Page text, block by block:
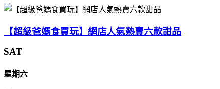
【超級爸媽食買玩】網店人氣熱賣六款甜品
SAT
星期六